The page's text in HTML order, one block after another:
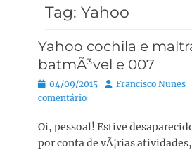
Tag: Yahoo
Yahoo cochila e
batmÃ³vel e 007
Posted
on
04/09/2015 Autor:
Francisco Nunes
comentário
Oi, pessoal! Estive
por conta de vÃ¡rias